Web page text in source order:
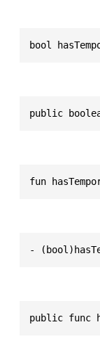
bool
public
fun
-
public func